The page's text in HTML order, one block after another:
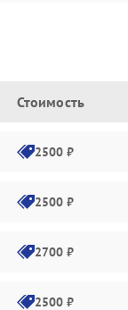
Стоимость
2500 ₽
2500 ₽
2700 ₽
2500 ₽